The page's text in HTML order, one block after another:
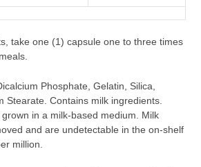
take one (1) capsule one to three times
Phosphate, Gelatin, Silica,
Stearate. Contains milk ingredients.
in a milk-based medium. Milk
and are undetectable in the on-shelf
million.